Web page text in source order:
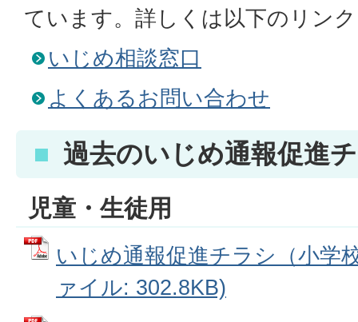
ています。詳しくは以下のリン
いじめ相談窓口
よくあるお問い合わせ
過去のいじめ通報促進
児童・生徒用
いじめ通報促進チラシ（小学
ァイル: 302.8KB)